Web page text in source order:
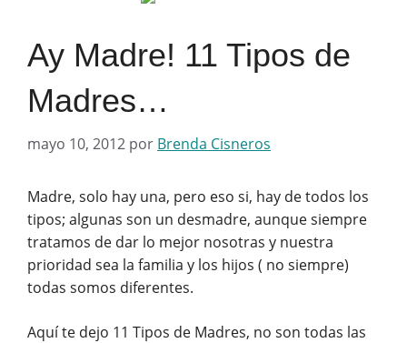
Ay Madre! 11 Tipos de
Madres…
mayo 10, 2012 por Brenda Cisneros
Madre, solo hay una, pero eso si, hay de todos los
tipos; algunas son un desmadre, aunque siempre
tratamos de dar lo mejor nosotras y nuestra
prioridad sea la familia y los hijos ( no siempre)
todas somos diferentes.
Aquí te dejo 11 Tipos de Madres, no son todas las